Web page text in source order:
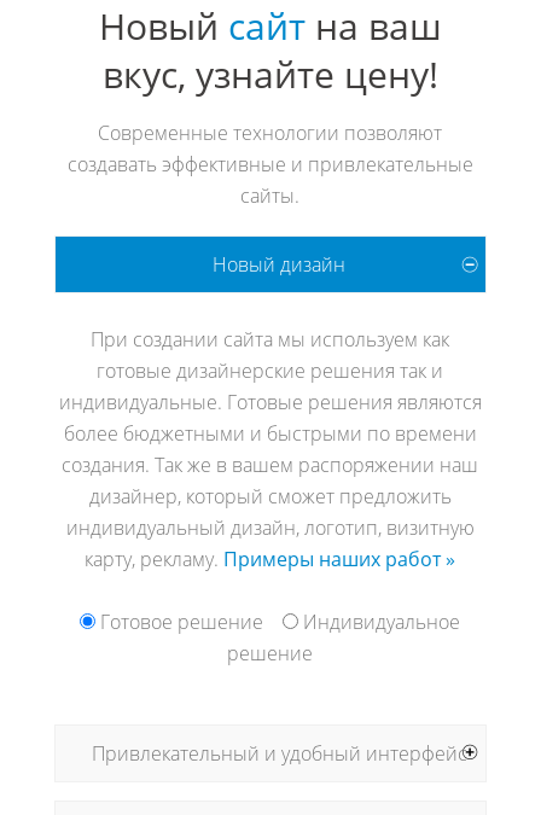
Новый сайтна ваш
вкус, узнайте цену!
Современные технологии позволяют
создавать эффективные и привлекательные
сайты.
Новый дизайн
При создании сайта мы используем как
готовые дизайнерские решения так и
индивидуальные. Готовые решения являются
более бюджетными и быстрыми по времени
создания. Так же в вашем распоряжении наш
дизайнер, который сможет предложить
индивидуальный дизайн, логотип, визитную
карту, рекламу. Примеры наших работ »
Готовое решение
Индивидуальное
решение
Привлекательный и удобный интерфейс